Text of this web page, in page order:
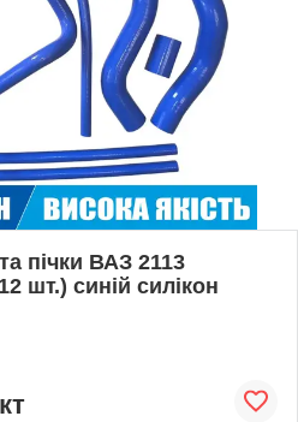
пічки ВАЗ 2113
шт.) синій силікон